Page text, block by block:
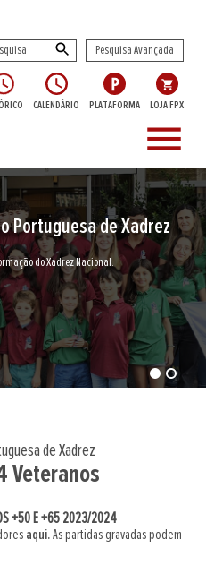
Pesquisa Avançada
CALENDÁRIO PLATAFORMA LOJA FPX
menu
Portuguesa de Xadrez
do Xadrez Nacional.
de Xadrez
Veteranos
+50 E +65 2023/2024
aqui.As partidas gravadas podem